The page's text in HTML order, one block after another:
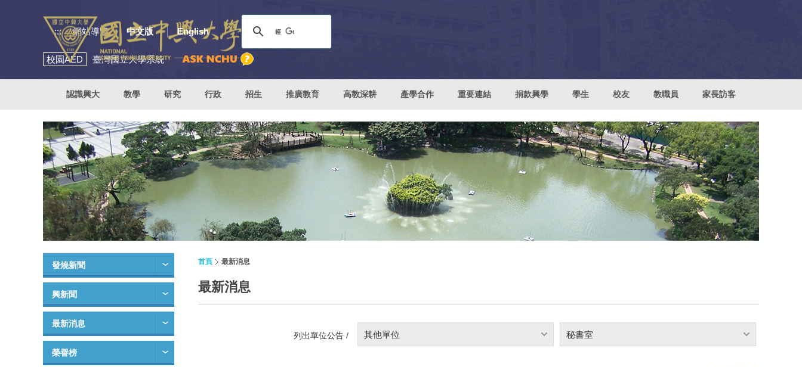
::: 網站導覽 中文版 English
校園AED 臺灣國立大學系統
認識興大 教學 研究 行政 招生 推廣教育 高教深耕 產學合作 重要連結 捐款興學 學生 校友 教職員 家長訪客
發燒新聞
興新聞
最新消息
榮譽榜
首頁 最新消息
最新消息
列出單位公告 / 其他單位 秘書室